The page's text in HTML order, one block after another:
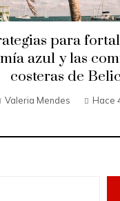
para
azul y las
costeras de
Valeria Mendes Hace